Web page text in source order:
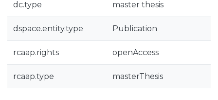
dc.type master thesis
dspace.entity.type Publication
rcaap.rights openAccess
rcaap.type masterThesis